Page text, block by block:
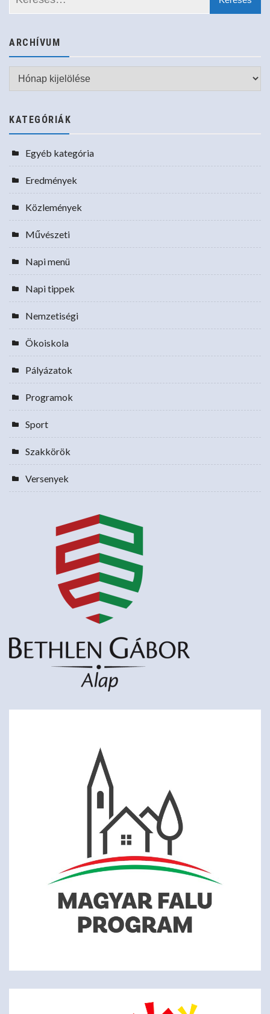
ARCHÍVUM
Archívum
KATEGÓRIÁK
Egyéb kategória
Eredmények
Közlemények
Művészeti
Napi menü
Napi tippek
Nemzetiségi
Ökoiskola
Pályázatok
Programok
Sport
Szakkörök
Versenyek